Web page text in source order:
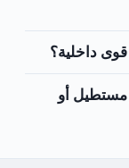
قوى داخلية؟
أو